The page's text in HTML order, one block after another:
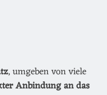
, umgeben von viele
Anbindung an das